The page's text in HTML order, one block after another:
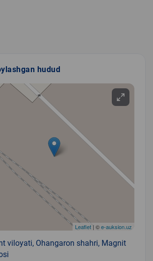
hudud
Leaflet| ©e-auksion.uz
viloyati, Ohangaron shahri, Magnit